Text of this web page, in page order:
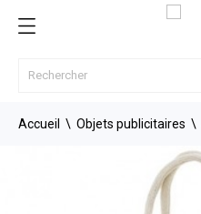
Accueil Objets publicitaires